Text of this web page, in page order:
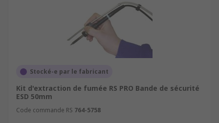
Stocké-e par le fabricant
Kit d'extraction de fumée RS PRO Bande de sécurité
ESD 50mm
Code commande RS 764-5758